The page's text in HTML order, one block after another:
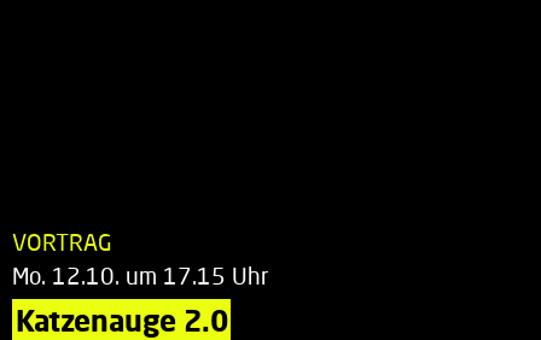
VORTRAG
Mo. 12.10. um 17.15 Uhr
Katzenauge 2.0